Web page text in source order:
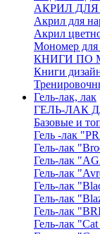
АКРИЛ
Акрил для
Акрил
Мономер для
КНИГИ ПО
Книги
Гель-лак, лак
ГЕЛЬ-ЛАК
Базовые и
Гель -лак
Гель-лак
Гель-лак
Гель-лак
Гель-лак
Гель-лак
Гель-лак
Гель-лак